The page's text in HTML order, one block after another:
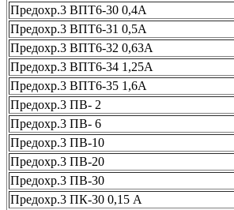
Предохр.3 ВПТ6-30 0,4А
Предохр.3 ВПТ6-31 0,5А
Предохр.3 ВПТ6-32 0,63А
Предохр.3 ВПТ6-34 1,25А
Предохр.3 ВПТ6-35 1,6А
Предохр.3 ПВ- 2
Предохр.3 ПВ- 6
Предохр.3 ПВ-10
Предохр.3 ПВ-20
Предохр.3 ПВ-30
Предохр.3 ПК-30 0,15 А